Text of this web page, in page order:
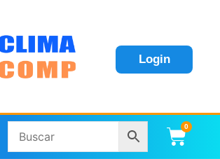
Login
0